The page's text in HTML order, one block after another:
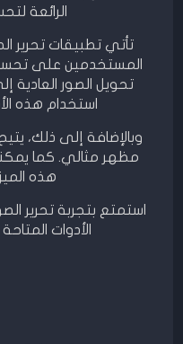
الرائعة
المستخدمين على
تحويل الصور العادية
استخدام هذه
مظهر مثالي. كما
هذه
الأدوات